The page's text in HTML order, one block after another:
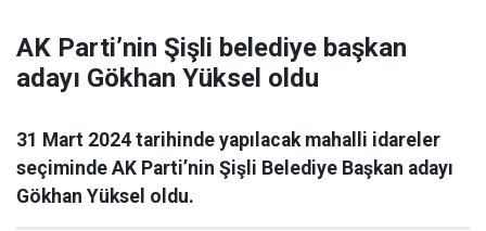
AK Parti’nin Şişli belediye başkan
adayı Gökhan Yüksel oldu
31 Mart 2024 tarihinde yapılacak mahalli idareler
seçiminde AK Parti’nin Şişli Belediye Başkan adayı
Gökhan Yüksel oldu.